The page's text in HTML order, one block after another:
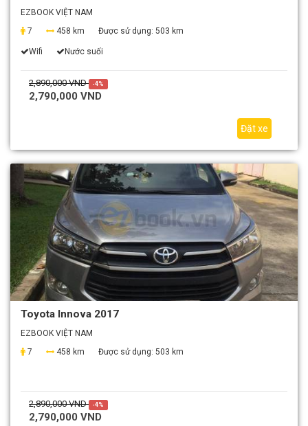
EZBOOK VIỆT NAM
7
458 km Được sử dụng: 503 km
Wifi Nước suối
2,890,000 VND -4%
2,790,000 VND
Đặt xe
Toyota Innova 2017
EZBOOK VIỆT NAM
7
458 km Được sử dụng: 503 km
2,890,000 VND -4%
2,790,000 VND